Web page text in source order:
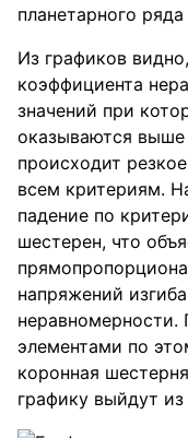
планетарного
Из графиков
коэффициента
значений при
оказываются
происходит
всем критериям.
падение по
шестерен, что
напряжений
элементами по
коронная
графику выйдут